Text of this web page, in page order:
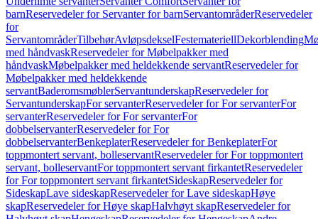
barnReservedeler for Servanter for barnServantområderReservedeler
for
ServantområderTilbehørAvløpsdekselFestemateriellDekorblending
med håndvaskReservedeler for Møbelpakker med
håndvaskMøbelpakker med heldekkende servantReservedeler for
Møbelpakker med heldekkende
servantBaderomsmøblerServantunderskapReservedeler for
ServantunderskapFor servanterReservedeler for For servanterFor
servanterReservedeler for For servanterFor
dobbelservanterReservedeler for For
dobbelservanterBenkeplaterReservedeler for BenkeplaterFor
toppmontert servant, bolleservantReservedeler for For toppmontert
servant, bolleservantFor toppmontert servant firkantetReservedeler
for For toppmontert servant firkantetSideskapReservedeler for
SideskapLave sideskapReservedeler for Lave sideskapHøye
skapReservedeler for Høye skapHalvhøyt skapReservedeler for